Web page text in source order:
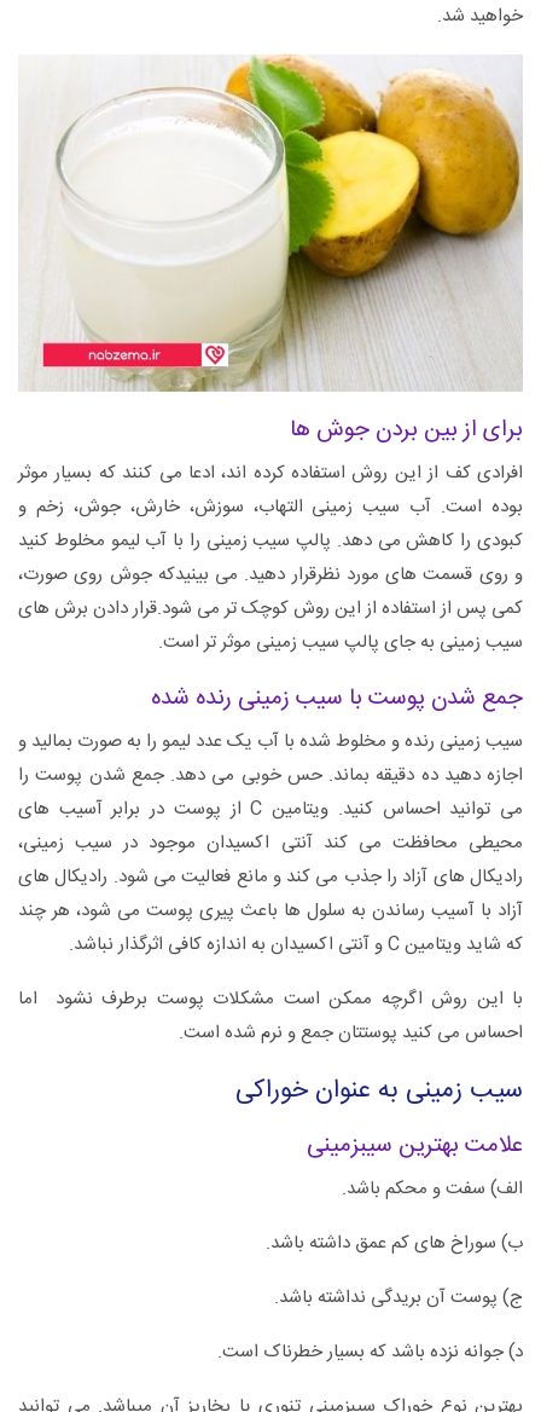
خواهید شد.
برای از بین بردن جوش ها
افرادی کف از این روش استفاده کرده اند، ادعا می کنند که بسیار موثر
بوده است. آب سیب زمینی التهاب، سوزش، خارش، جوش، زخم و
کبودی را کاهش می دهد. پالپ سیب زمینی را با آب لیمو مخلوط کنید
و روی قسمت های مورد نظرقرار دهید. می بینیدکه جوش روی صورت،
کمی پس از استفاده از این روش کوچک تر می شود.قرار دادن برش های
سیب زمینی به جای پالپ سیب زمینی موثر تر است.
جمع شدن پوست با سیب زمینی رنده شده
سیب زمینی رنده و مخلوط شده با آب یک عدد لیمو را به صورت بمالید و
اجازه دهید ده دقیقه بماند. حس خوبی می دهد. جمع شدن پوست را
می توانید احساس کنید. ویتامین C از پوست در برابر آسیب های
محیطی محافظت می کند آنتی اکسیدان موجود در سیب زمینی،
رادیکال های آزاد را جذب می کند و مانع فعالیت می شود. رادیکال های
آزاد با آسیب رساندن به سلول ها باعث پیری پوست می شود، هر چند
که شاید ویتامین C و آنتی اکسیدان به اندازه کافی اثرگذار نباشد.
با این روش اگرچه ممکن است مشکلات پوست برطرف نشود اما
احساس می کنید پوستتان جمع و نرم شده است.
سیب زمینی به عنوان خوراکی
علامت بهترین سیب‎زمینی
الف) سفت و محکم باشد.
ب) سوراخ های کم عمق داشته باشد.
ج) پوست آن بریدگی نداشته باشد.
د) جوانه نزده باشد که بسیار خطرناک است.